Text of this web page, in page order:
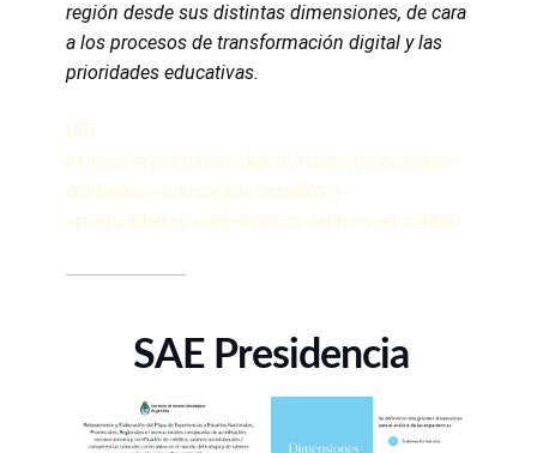
región desde sus distintas dimensiones, de cara
a los procesos de transformación digital y las
prioridades educativas.
URL:
https://revistalatam.digital/issue/tecnologias-
digitales-y-educacion-desafios-y-
oportunidades-para-america-latina-y-el-caribe/
SAE Presidencia